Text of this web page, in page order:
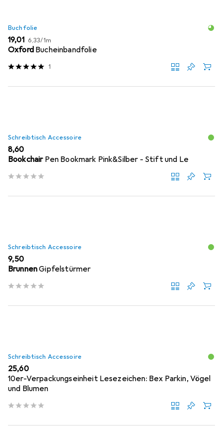
Buchfolie
EUR
19,01 EUR
6,33/1m
Oxford Bucheinbandfolie
1
Schreibtisch Accessoire
EUR
8,60
Bookchair Pen Bookmark Pink&Silber - Stift und Le
Schreibtisch Accessoire
EUR
9,50
BrunnenGipfelstürmer
Schreibtisch Accessoire
EUR
25,60
10er-Verpackungseinheit Lesezeichen: Bex Parkin, Vögel
und Blumen